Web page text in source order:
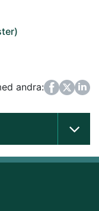
andra:
FacebookTwitter
LinkedIn